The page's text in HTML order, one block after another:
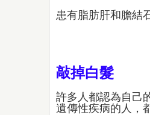
患有脂肪肝和膽結
敲掉白髮
許多人都認為自己
遺傳性疾病的人，